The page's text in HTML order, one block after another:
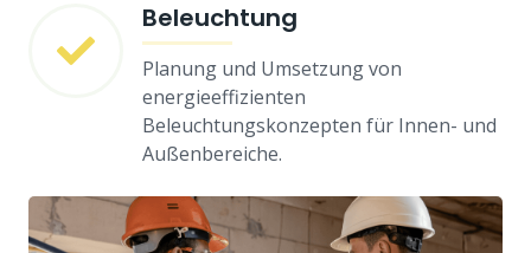
Beleuchtung
Planung und Umsetzung von
energieeffizienten
Beleuchtungskonzepten für Innen- und
Außenbereiche.